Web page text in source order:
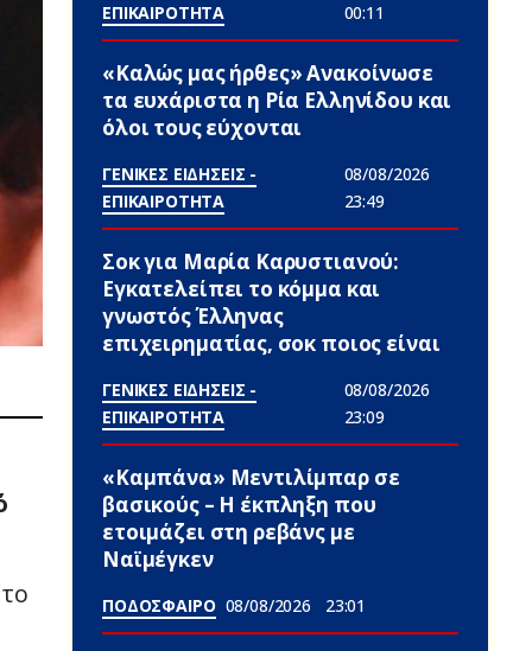
ΕΠΙΚΑΙΡΟΤΗΤΑ
00:11
«Καλώς μας ήρθες» Ανακοίνωσε
τα ευxάριστα η Ρία Ελληνίδου και
όλοι τους εύχονται
ΓΕΝΙΚΕΣ ΕΙΔΗΣΕΙΣ -
ΕΠΙΚΑΙΡΟΤΗΤΑ
08/08/2026
23:49
Σoκ για Μαρία Καρυστιανού:
Εγκατελείπει το κόμμα και
γνωστός Έλληνας
επιχειρηματίας, σoκ ποιος είναι
ΓΕΝΙΚΕΣ ΕΙΔΗΣΕΙΣ -
ΕΠΙΚΑΙΡΟΤΗΤΑ
08/08/2026
23:09
«Καμπάνα» Μεντιλίμπαρ σε
βασικούς – Η έκπληξη που
ετοιμάζει στη ρεβάνς με
Ναϊμέγκεν
ΠΟΔΟΣΦΑΙΡΟ 08/08/2026 23:01